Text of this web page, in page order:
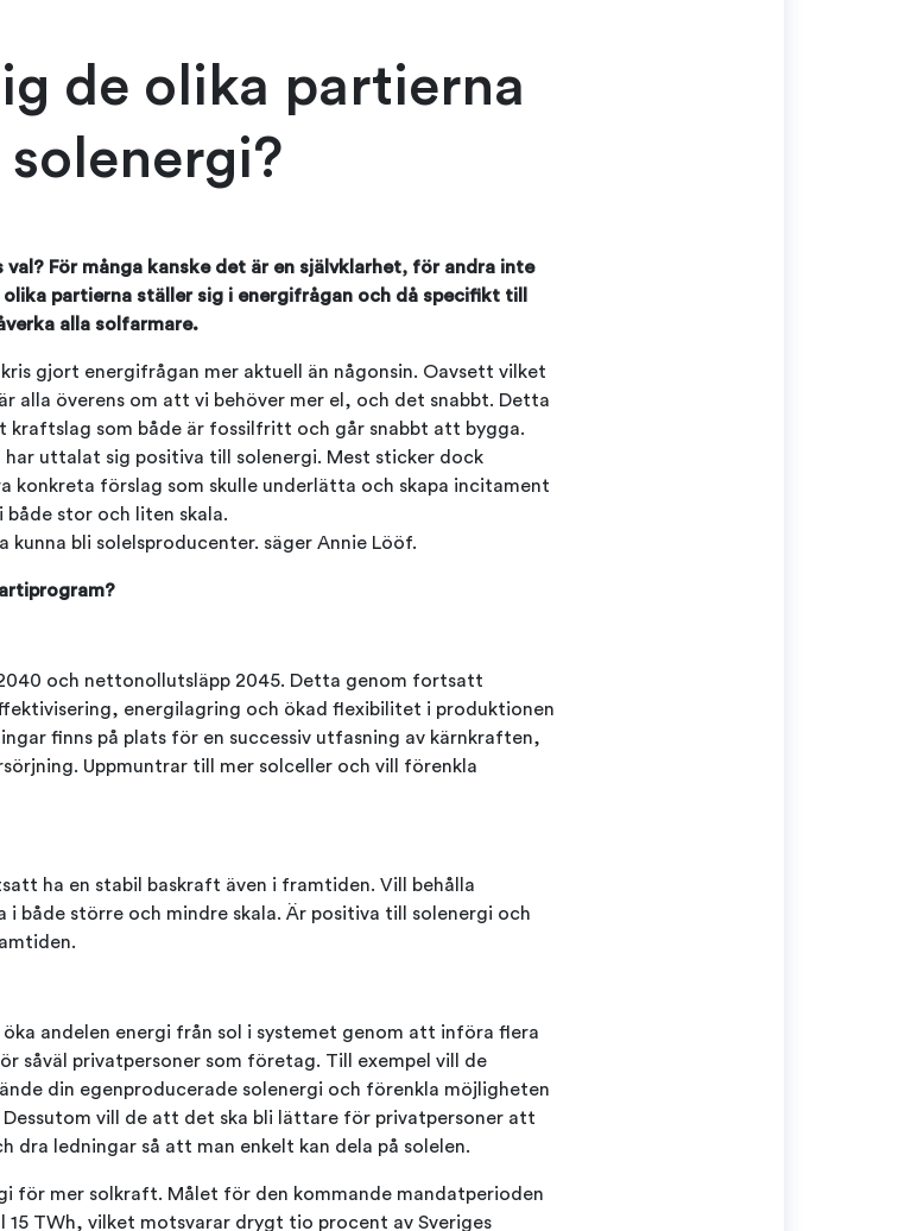
de olika partierna
För många kanske det är en självklarhet, för andra inte
partierna ställer sig i energifrågan och då specifikt till
alla solfarmare.
gjort energifrågan mer aktuell än någonsin. Oavsett vilket
alla överens om att vi behöver mer el, och det snabbt. Detta
kraftslag som både är fossilfritt och går snabbt att bygga.
uttalat sig positiva till solenergi. Mest sticker dock
konkreta förslag som skulle underlätta och skapa incitament
stor och liten skala.
bli solelsproducenter. säger Annie Lööf.
och nettonollutsläpp 2045. Detta genom fortsatt
energilagring och ökad flexibilitet i produktionen
finns på plats för en successiv utfasning av kärnkraften,
Uppmuntrar till mer solceller och vill förenkla
ha en stabil baskraft även i framtiden. Vill behålla
både större och mindre skala. Är positiva till solenergi och
andelen energi från sol i systemet genom att införa flera
såväl privatpersoner som företag. Till exempel vill de
din egenproducerade solenergi och förenkla möjligheten
vill de att det ska bli lättare för privatpersoner att
dra ledningar så att man enkelt kan dela på solelen.
för mer solkraft. Målet för den kommande mandatperioden
15 TWh, vilket motsvarar drygt tio procent av Sveriges